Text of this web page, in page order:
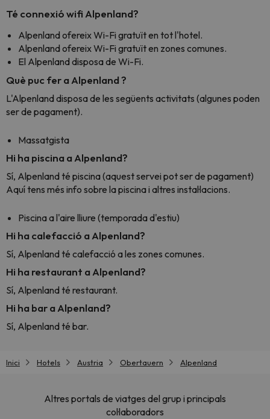
Té connexió wifi Alpenland?
Alpenland ofereix Wi-Fi gratuït en tot l'hotel.
Alpenland ofereix Wi-Fi gratuït en zones comunes.
El Alpenland disposa de Wi-Fi.
Què puc fer a Alpenland ?
L'Alpenland disposa de les següents activitats (algunes poden
ser de pagament).
Massatgista
Hi ha piscina a Alpenland?
Sí, Alpenland té piscina (aquest servei pot ser de pagament)
Aquí tens més info sobre la piscina i altres instal·lacions.
Piscina a l'aire lliure (temporada d'estiu)
Hi ha calefacció a Alpenland?
Sí, Alpenland té calefacció a les zones comunes.
Hi ha restaurant a Alpenland?
Sí, Alpenland té restaurant.
Hi ha bar a Alpenland?
Sí, Alpenland té bar.
Inici Hotels Austria Obertauern Alpenland
Altres portals de viatges del grup i principals
col·laboradors